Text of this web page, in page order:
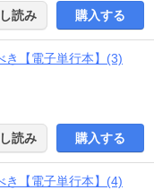
読み 購入する
き【電子単行本】(3)
読み 購入する
き【電子単行本】(4)